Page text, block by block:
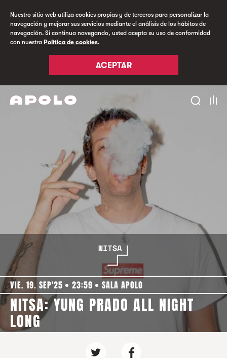
Nuestro sitio web utiliza cookies propias y de terceros para personalizar la
navegación y mejorar sus servicios mediante el análisis de los hábitos de
navegación. Si continua navegando, usted acepta su uso de conformidad
con nuestra Política de cookies.
ACEPTAR
VIE. 19. SEP'25 23:59 SALA APOLO
NITSA: YUNG PRADO ALL NIGHT
LONG